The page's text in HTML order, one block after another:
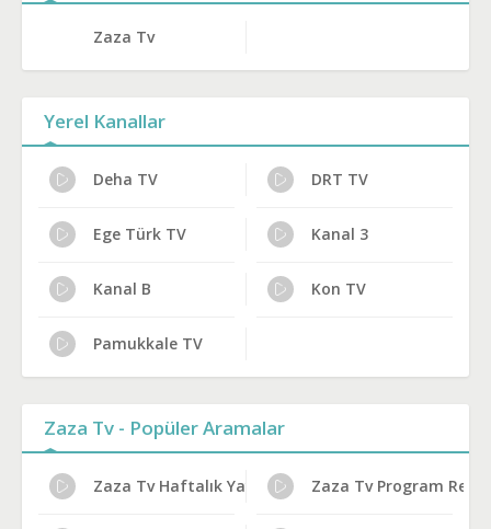
Zaza Tv
Yerel Kanallar
Deha TV DRT TV
Ege Türk TV Kanal 3
Kanal B Kon TV
Pamukkale TV
Zaza Tv - Popüler Aramalar
Zaza Tv Haftalık Yayın Planı Zaza Tv Program